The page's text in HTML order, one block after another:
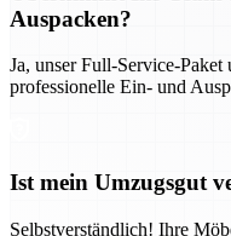
Auspacken?
Ja, unser Full-Service-Paket
professionelle Ein- und
Ist mein Umzugsgut
Selbstverständlich! Ihre